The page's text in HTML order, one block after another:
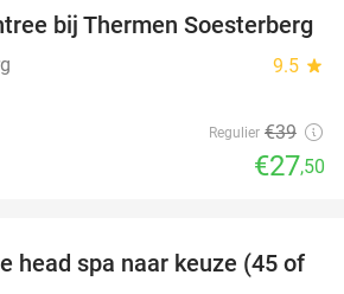
29%
bij Thermen Soesterberg
9.5 star
Regulier €39
€27,50
54%
head spa naar keuze (45 of